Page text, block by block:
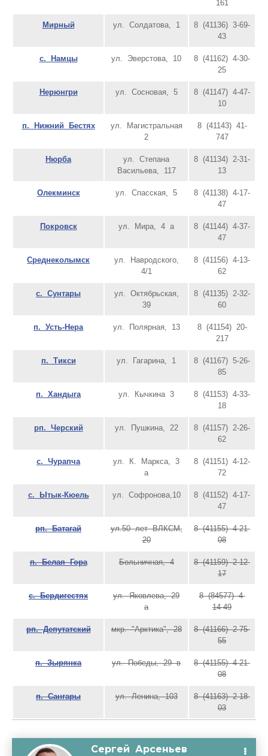
161
Мирный ул. Солдатова, 1
8 (41136) 3-69-
43
с. Намцы ул. Эверстова, 10
8 (41162) 4-30-
25
Нерюнгри ул. Сосновая, 5
8 (41147) 4-47-
10
п. Нижний Бестях
ул. Магистральная
2
8 (41143) 41-
747
Нюрба
ул. Степана
Васильева, 117
8 (41134) 2-31-
13
Олекминск ул. Спасская, 5
8 (41138) 4-17-
47
Покровск ул. Мира, 4 а
8 (41144) 4-37-
47
Среднеколымск
ул. Навродского,
4/1
8 (41156) 4-13-
62
с. Сунтары
ул. Октябрьская,
39
8 (41135) 2-32-
60
п. Усть-Нера ул. Полярная, 13
8 (41154) 20-
217
п. Тикси ул. Гагарина, 1
8 (41167) 5-26-
85
п. Хандыга ул. Кычкина 3
8 (41153) 4-33-
18
рп. Черский ул. Пушкина, 22
8 (41157) 2-26-
62
с. Чурапча
ул. К. Маркса, 3
а
8 (41151) 4-12-
72
с. Ытык-Кюель ул. Софронова,10
8 (41152) 4-17-
47
рп. Батагай
ул.50 лет ВЛКСМ,
20
8 (41155) 4-21-
08
п. Белая Гора Больничная, 4
8 (41159) 2-12-
17
с. Бердигестях
ул. Яковлева, 29
а
8 (84577) 4-
14-49
рп. Депутатский мкр. "Арктика", 28
8 (41166) 2-75-
55
п. Зырянка ул. Победы, 29 в
8 (41155) 4-21-
08
п. Сангары ул. Ленина, 103
8 (41163) 2-18-
03